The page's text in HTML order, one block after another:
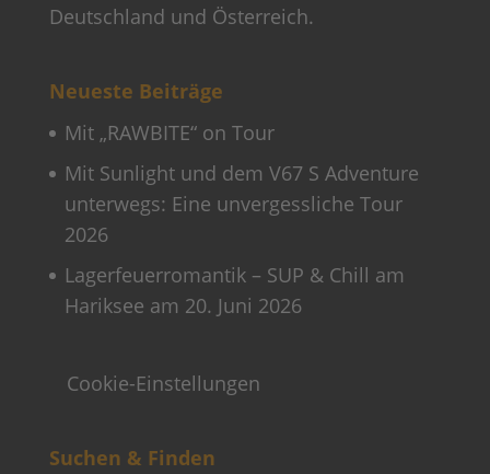
Deutschland und Österreich.
Neueste Beiträge
Mit „RAWBITE“ on Tour
Mit Sunlight und dem V67 S Adventure
unterwegs: Eine unvergessliche Tour
2026
Lagerfeuerromantik – SUP & Chill am
Hariksee am 20. Juni 2026
Cookie-Einstellungen
Suchen & Finden